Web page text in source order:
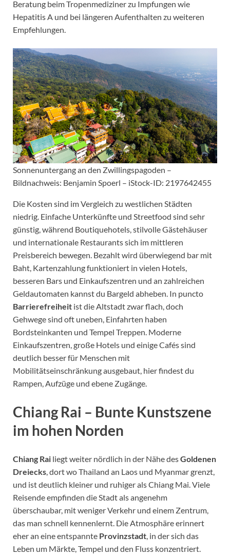
Beratung beim Tropenmediziner zu Impfungen wie
Hepatitis A und bei längeren Aufenthalten zu weiteren
Empfehlungen.
Sonnenuntergang an den Zwillingspagoden –
Bildnachweis: Benjamin Spoerl – iStock-ID: 2197642455
Die Kosten sind im Vergleich zu westlichen Städten
niedrig. Einfache Unterkünfte und Streetfood sind sehr
günstig, während Boutiquehotels, stilvolle Gästehäuser
und internationale Restaurants sich im mittleren
Preisbereich bewegen. Bezahlt wird überwiegend bar mit
Baht, Kartenzahlung funktioniert in vielen Hotels,
besseren Bars und Einkaufszentren und an zahlreichen
Geldautomaten kannst du Bargeld abheben. In puncto
Barrierefreiheit ist die Altstadt zwar flach, doch
Gehwege sind oft uneben, Einfahrten haben
Bordsteinkanten und Tempel Treppen. Moderne
Einkaufszentren, große Hotels und einige Cafés sind
deutlich besser für Menschen mit
Mobilitätseinschränkung ausgebaut, hier findest du
Rampen, Aufzüge und ebene Zugänge.
Chiang Rai – Bunte Kunstszene
im hohen Norden
Chiang Rai liegt weiter nördlich in der Nähe desGoldenen
Dreiecks, dort wo Thailand an Laos und Myanmar grenzt,
und ist deutlich kleiner und ruhiger als Chiang Mai. Viele
Reisende empfinden die Stadt als angenehm
überschaubar, mit weniger Verkehr und einem Zentrum,
das man schnell kennenlernt. Die Atmosphäre erinnert
eher an eine entspannte Provinzstadt, in der sich das
Leben um Märkte, Tempel und den Fluss konzentriert.